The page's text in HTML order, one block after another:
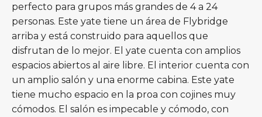
perfecto para grupos más grandes de 4 a 24
personas. Este yate tiene un área de Flybridge
arriba y está construido para aquellos que
disfrutan de lo mejor. El yate cuenta con amplios
espacios abiertos al aire libre. El interior cuenta con
un amplio salón y una enorme cabina. Este yate
tiene mucho espacio en la proa con cojines muy
cómodos. El salón es impecable y cómodo, con